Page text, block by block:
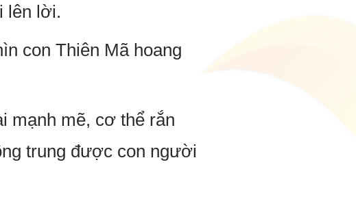
lên lời.
con Thiên Mã hoang
mạnh mẽ, cơ thể rắn
trung được con người